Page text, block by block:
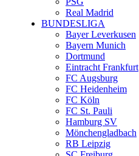
Real Madrid
BUNDESLIGA
Bayer Leverkusen
Bayern Munich
Dortmund
Eintracht Frankfurt
FC Augsburg
FC Heidenheim
FC Köln
FC St. Pauli
Hamburg SV
Mönchengladbach
RB Leipzig